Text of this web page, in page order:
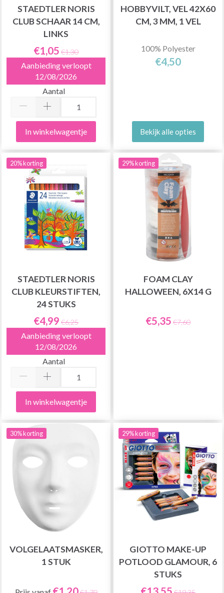
STAEDTLER NORIS
CLUB SCHAAR 14 CM,
LINKS
€1,05 €1,30
Aanbieding verloopt
12/08/2026
Aantal
In winkelwagentje
HOBBYVILT, VEL 42X60
CM, 3 MM, 1 VEL
100% Polyester
€4,50
Bekijk alle opties
20% korting
STAEDTLER NORIS
CLUB KLEURSTIFTEN,
24 STUKS
€4,99 €6,25
Aanbieding verloopt
12/08/2026
Aantal
In winkelwagentje
29% korting
FOAM CLAY
HALLOWEEN, 6X14 G
€5,35 €7,60
30% korting
VOLGELAATSMASKER,
1 STUK
29% korting
GIOTTO MAKE-UP
POTLOOD GLAMOUR, 6
STUKS